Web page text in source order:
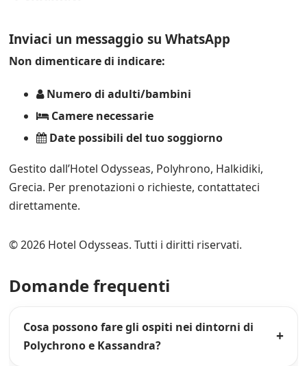
Inviaci un messaggio suWhatsApp
Non dimenticare di indicare:
Numero di adulti/bambini
Camere necessarie
Date possibili del tuo soggiorno
Gestito dall’Hotel Odysseas, Polyhrono, Halkidiki,
Grecia. Per prenotazioni o richieste, contattateci
direttamente.
© 2026 Hotel Odysseas. Tutti i diritti riservati.
Domande frequenti
Cosa possono fare gli ospiti nei dintorni di
Polychrono e Kassandra?